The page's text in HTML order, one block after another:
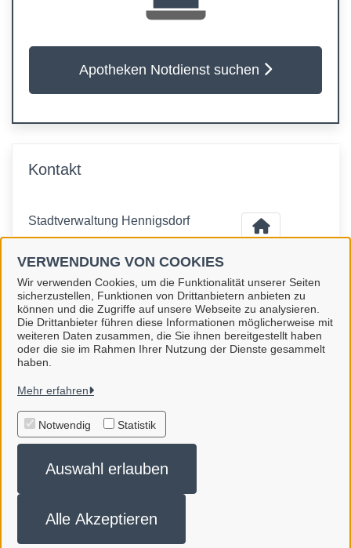
VERWENDUNG VON COOKIES
Wir verwenden Cookies, um die Funktionalität unserer Seiten
sicherzustellen, Funktionen von Drittanbietern anbieten zu
können und die Zugriffe auf unsere Webseite zu analysieren.
Die Drittanbieter führen diese Informationen möglicherweise mit
weiteren Daten zusammen, die Sie ihnen bereitgestellt haben
oder die sie im Rahmen Ihrer Nutzung der Dienste gesammelt
haben.
Mehr erfahren
Notwendig Statistik
Auswahl erlauben
Alle Akzeptieren
Apotheken Notdienst suchen
Kontakt
Stadtverwaltung Hennigsdorf
Stadt Hennigsdorf
Alle Rechte vorbehalten
Impressum
Datenschutzerklärung